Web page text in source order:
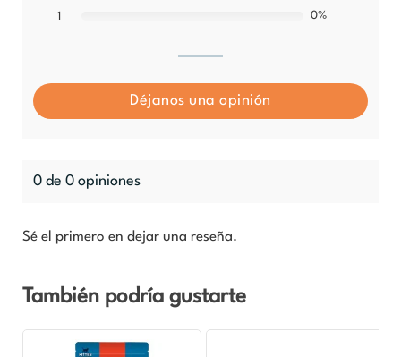
1 0%
Déjanos una opinión
0 de 0 opiniones
Sé el primero en dejar una reseña.
También podría gustarte